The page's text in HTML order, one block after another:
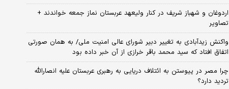
اردوغان و شهباز شریف در کنار ولیعهد عربستان نماز جمعه خواندند +
تصاویر
واکنش زیدآبادی به تغییر دبیر شورای عالی امنیت ملی/ به همان صورتی
اتفاق افتاد که سید محمد باقر خرازی از آن خبر داده بود
چرا مصر در پیوستن به ائتلاف دریایی به رهبری عربستان علیه انصارالله
تردید دارد؟